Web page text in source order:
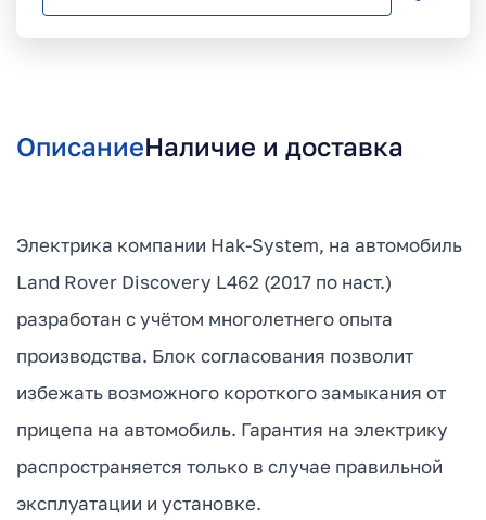
ОписаниеНаличие и доставка
Электрика компании Hak-System, на автомобиль
Land Rover Discovery L462 (2017 по наст.)
разработан с учётом многолетнего опыта
производства. Блок согласования позволит
избежать возможного короткого замыкания от
прицепа на автомобиль. Гарантия на электрику
распространяется только в случае правильной
эксплуатации и установке.